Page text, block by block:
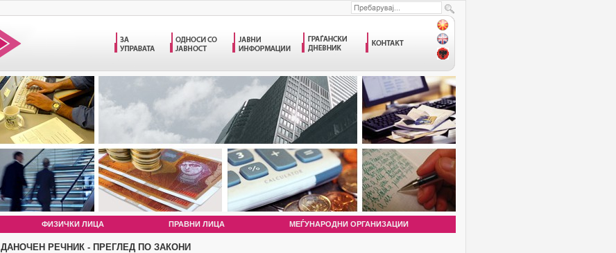
ФИЗИЧКИ ЛИЦА ПРАВНИ ЛИЦА МЕЃУНАРОДНИ ОРГАНИЗАЦИИ
ДАНОЧЕН РЕЧНИК - ПРЕГЛЕД ПО ЗАКОНИ